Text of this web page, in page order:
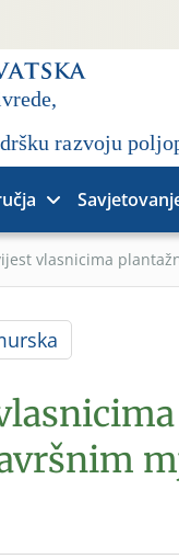
vlasnicima